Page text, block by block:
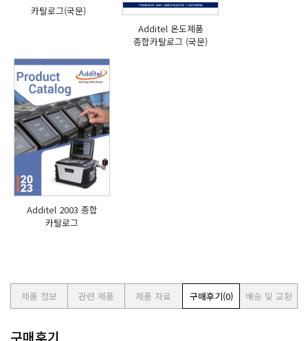
카탈로그(국문)
Additel 온도제품
종합카탈로그 (국문)
Additel 2003 종합
카탈로그
제품 정보 관련 제품 제품 자료 구매후기(0) 배송 및 교환
구매후기